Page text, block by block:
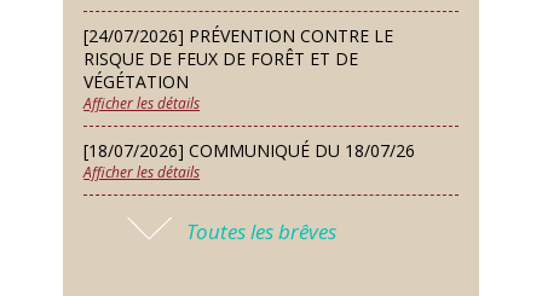
Jeudi 24 Sep
Permanence des Architectes des
Bâtiments de France
Samedi 26 Sep
Concours de palets
Vendredi 09 Oct
Soirée des nouveaux habitants
[24/07/2026] PRÉVENTION CONTRE LE
RISQUE DE FEUX DE FORÊT ET DE
VÉGÉTATION
Afficher les détails
[18/07/2026] COMMUNIQUÉ DU 18/07/26
Afficher les détails
[17/07/2026] 2026 – ARRÊTÉ DE SÉCHERESSE
Toutes les brêves